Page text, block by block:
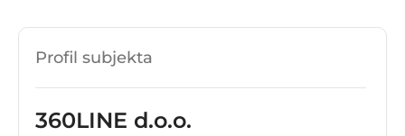
Profil subjekta
360LINE d.o.o.